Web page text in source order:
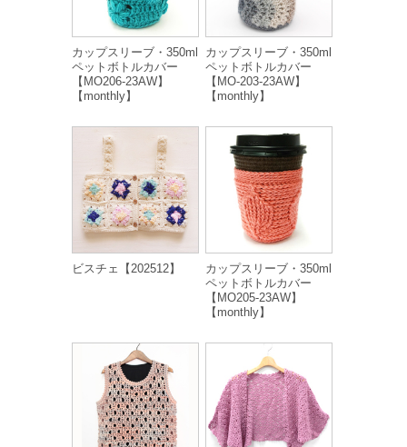
カップスリーブ・350ml
ペットボトルカバー
【MO206-23AW】
【monthly】
カップスリーブ・350ml
ペットボトルカバー
【MO-203-23AW】
【monthly】
ビスチェ【202512】
カップスリーブ・350ml
ペットボトルカバー
【MO205-23AW】
【monthly】